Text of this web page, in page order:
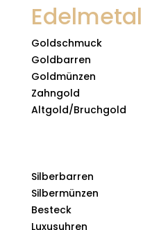
Goldschmuck
Goldbarren
Goldmünzen
Zahngold
Altgold/Bruchgold
Silberbarren
Silbermünzen
Besteck
Luxusuhren